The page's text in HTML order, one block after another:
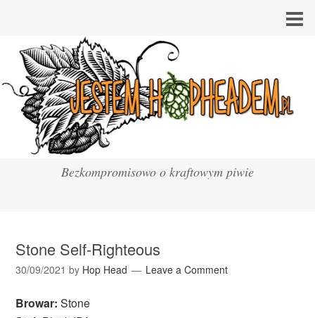
Bezkompromisowo o kraftowym piwie
Stone Self-Righteous
30/09/2021 by Hop Head Leave a Comment
Browar: Stone